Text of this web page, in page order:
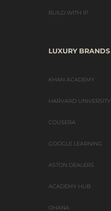
BUILD WITH IP
LUXURY BRANDS
KHAN ACADEMY
HARVARD UNIVERSITY
COUSERA
GOOGLE LEARNING
ASTON DEALERS
ACADEMY HUB
OHANA